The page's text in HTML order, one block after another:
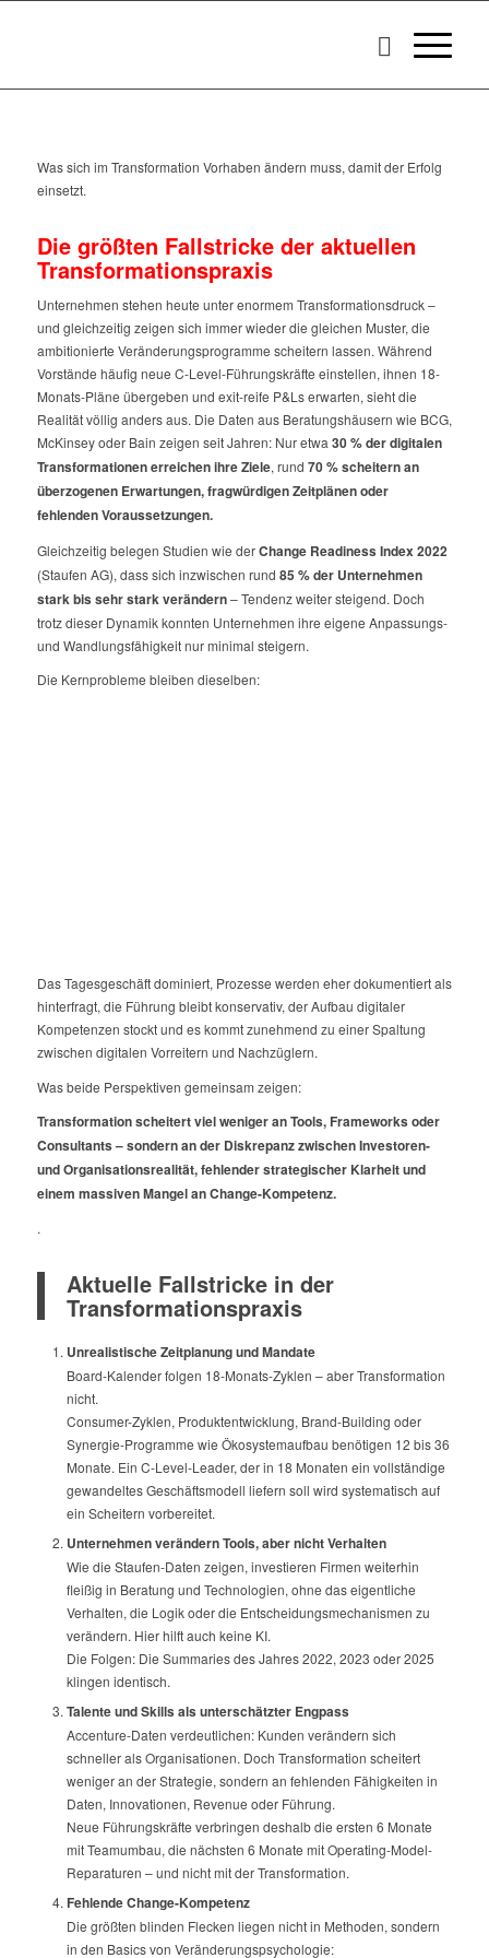
Was sich im Transformation Vorhaben ändern muss, damit der Erfolg
einsetzt.
Die größten Fallstricke der aktuellen
Transformationspraxis
Unternehmen stehen heute unter enormem Transformationsdruck –
und gleichzeitig zeigen sich immer wieder die gleichen Muster, die
ambitionierte Veränderungsprogramme scheitern lassen. Während
Vorstände häufig neue C-Level-Führungskräfte einstellen, ihnen 18-
Monats-Pläne übergeben und exit-reife P&Ls erwarten, sieht die
Realität völlig anders aus. Die Daten aus Beratungshäusern wie BCG,
McKinsey oder Bain zeigen seit Jahren: Nur etwa 30 % der digitalen
Transformationen erreichen ihre Ziele, rund 70 % scheitern an
überzogenen Erwartungen, fragwürdigen Zeitplänen oder
fehlenden Voraussetzungen.
Gleichzeitig belegen Studien wie derChange Readiness Index 2022
(Staufen AG), dass sich inzwischen rund 85 % der Unternehmen
stark bis sehr stark verändern– Tendenz weiter steigend. Doch
trotz dieser Dynamik konnten Unternehmen ihre eigene Anpassungs-
und Wandlungsfähigkeit nur minimal steigern.
Die Kernprobleme bleiben dieselben:
Das Tagesgeschäft dominiert, Prozesse werden eher dokumentiert als
hinterfragt, die Führung bleibt konservativ, der Aufbau digitaler
Kompetenzen stockt und es kommt zunehmend zu einer Spaltung
zwischen digitalen Vorreitern und Nachzüglern.
Was beide Perspektiven gemeinsam zeigen:
Transformation scheitert viel weniger anTools, Frameworks oder
Consultants – sondern an der Diskrepanz zwischen Investoren-
und Organisationsrealität, fehlender strategischer Klarheit und
einem massiven Mangel an Change-Kompetenz.
.
Aktuelle Fallstricke in der
Transformationspraxis
Unrealistische Zeitplanung und Mandate
Board-Kalender folgen 18-Monats-Zyklen – aber Transformation
nicht.
Consumer-Zyklen, Produktentwicklung, Brand-Building oder
Synergie-Programme wie Ökosystemaufbau benötigen 12 bis 36
Monate. Ein C-Level-Leader, der in 18 Monaten ein vollständige
gewandeltes Geschäftsmodell liefern soll wird systematisch auf
ein Scheitern vorbereitet.
Unternehmen verändern Tools, aber nicht Verhalten
Wie die Staufen-Daten zeigen, investieren Firmen weiterhin
fleißig in Beratung und Technologien, ohne das eigentliche
Verhalten, die Logik oder die Entscheidungsmechanismen zu
verändern. Hier hilft auch keine KI.
Die Folgen: Die Summaries des Jahres 2022, 2023 oder 2025
klingen identisch.
Talente und Skills als unterschätzter Engpass
Accenture-Daten verdeutlichen: Kunden verändern sich
schneller als Organisationen. Doch Transformation scheitert
weniger an der Strategie, sondern an fehlenden Fähigkeiten in
Daten, Innovationen, Revenue oder Führung.
Neue Führungskräfte verbringen deshalb die ersten 6 Monate
mit Teamumbau, die nächsten 6 Monate mit Operating-Model-
Reparaturen – und nicht mit der Transformation.
Fehlende Change-Kompetenz
Die größten blinden Flecken liegen nicht in Methoden, sondern
in den Basics von Veränderungspsychologie: